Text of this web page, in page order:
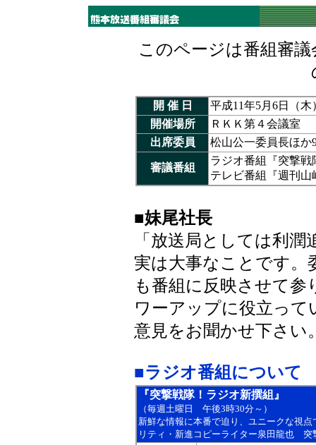
このページは番組審
開 催 日
平成11年5月6日（木
開催場所
ＲＫＫ第４会議室
出席委員
松山公一委員長ほか
審議番組
ラジオ番組『突撃
テレビ番組『週刊山
■妹尾社長
「放送局としては利
実は大事なことです。
も番組に反映させて
ワーアップに役立っ
意見をお聞かせ下さい
■ラジオ番組について
『突撃戦隊！ラジオ新撰組』
（毎週土曜日 午後3時30分～）
新鮮な情報に本番で迫り、ユニークな視
リティ・新進コピーライター泉田龍也 突